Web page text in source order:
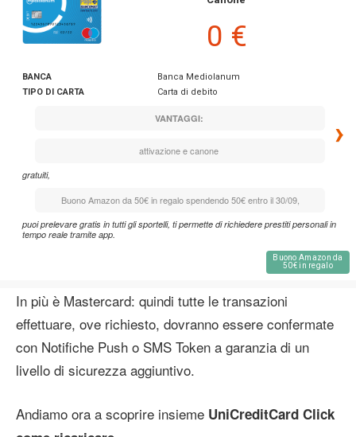
BANCA
Banca Mediolanum
TIPO DI CARTA
Carta di debito
VANTAGGI:
attivazione e canone
gratuiti,
Buono Amazon da 50€ in regalo spendendo 50€ entro il 30/09,
puoi prelevare gratis in tutti gli sportelli, ti permette di richiedere prestiti personali in
tempo reale tramite app.
0 €
›
Buono Amazon da
50€ in regalo
In più è Mastercard: quindi tutte le transazioni
effettuare, ove richiesto, dovranno essere confermate
con Notifiche Push o SMS Token a garanzia di un
livello di sicurezza aggiuntivo.
Andiamo ora a scoprire insieme UniCreditCard Click